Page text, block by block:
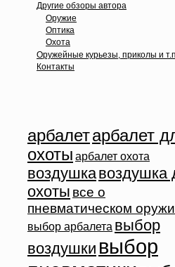
Другие обзоры автора
Оружие
Оптика
Охота
Оружейные курьезы, приколы и т.п.
Контакты
арбалетарбалет
охоты арбалет охота
воздушкавоздушка
охоты все о
пневматическом
выбор арбалета выбор
воздушки выбор